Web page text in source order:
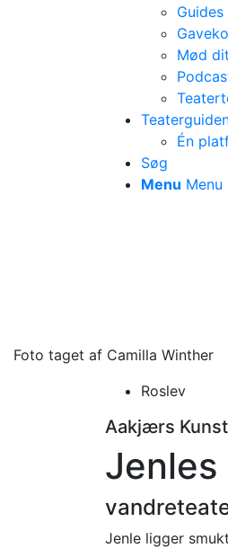
Mød
Én
Søg
Menu Menu
Foto taget af Camilla Winther
Roslev
Aakjærs
Jenles
Jenle ligger